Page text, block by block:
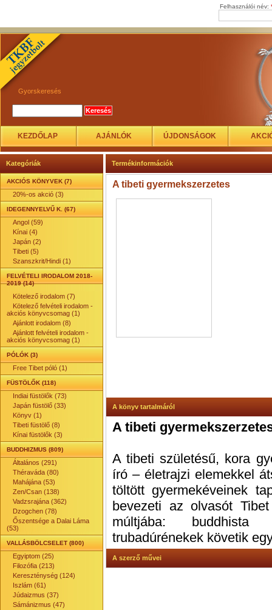
Felhasználói név:
Gyorskeresés
KEZDŐLAP AJÁNLÓK ÚJDONSÁGOK
Kategóriák
AKCIÓS KÖNYVEK (7)
20%-os akció (3)
IDEGENNYELVŰ K. (67)
Angol (59)
Kínai (4)
Japán (2)
Tibeti (5)
Szanszkrit/Hindi (1)
FELVÉTELI IRODALOM 2018-
2019 (14)
Kötelező irodalom (7)
Kötelező felvételi irodalom -
akciós könyvcsomag (1)
Ajánlott irodalom (8)
Ajánlott felvételi irodalom -
akciós könyvcsomag (1)
PÓLÓK (3)
Free Tibet póló (1)
FÜSTÖLŐK (118)
Indiai füstölők (73)
Japán füstölő (33)
Könyv (1)
Tibeti füstölő (8)
Kínai füstölők (3)
BUDDHIZMUS (809)
Általános (291)
Théraváda (80)
Mahájána (53)
Zen/Csan (138)
Vadzsrajána (362)
Dzogchen (78)
Őszentsége a Dalai Láma
(53)
VALLÁSBÖLCSELET (800)
Egyiptom (25)
Filozófia (213)
Kereszténység (124)
Iszlám (61)
Júdaizmus (37)
Sámánizmus (47)
Termékinformációk
A tibeti gyermekszerzetes
A könyv tartalmáról
A tibeti
A tibeti születésű, kora
író – életrajzi elemekkel
töltött gyermekéveinek
bevezeti az olvasót
múltjába: buddhista
trubadúrénekek követik
A szerző művei